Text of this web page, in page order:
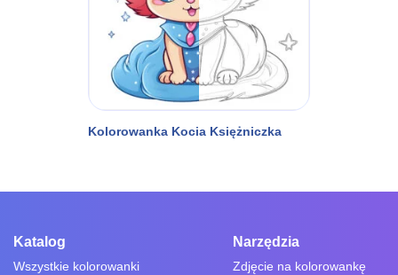
Kolorowanka Kocia Księżniczka
Katalog
Wszystkie kolorowanki
Narzędzia
Zdjęcie na kolorowankę